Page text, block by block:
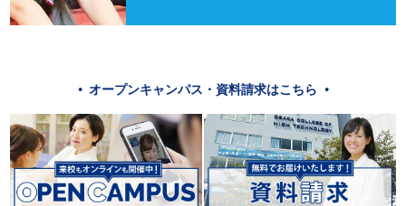
オープンキャンパス・資料請求はこちら